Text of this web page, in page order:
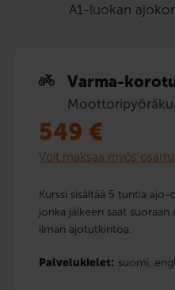
A1-luokan
Varma-
549 €
Voit maksaa myös
Kurssi sisältää 5 tuntia
jonka jälkeen saat
ilman ajotutkintoa.
Palvelukielet: suomi,